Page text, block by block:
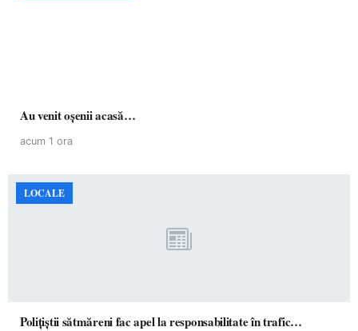
Au venit oșenii acasă…
acum 1 ora
LOCALE
Polițiștii sătmăreni fac apel la responsabilitate în trafic…